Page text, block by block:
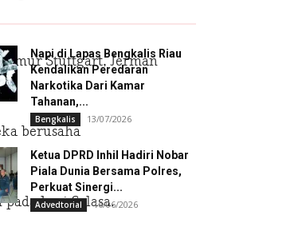
timur Stuttgart, Jerman
berusaha
hari Selasa.
Napi di Lapas Bengkalis Riau
Kendalikan Peredaran
Narkotika Dari Kamar
Tahanan,...
Bengkalis 13/07/2026
Ketua DPRD Inhil Hadiri Nobar
Piala Dunia Bersama Polres,
Perkuat Sinergi...
Advedtorial 16/06/2026